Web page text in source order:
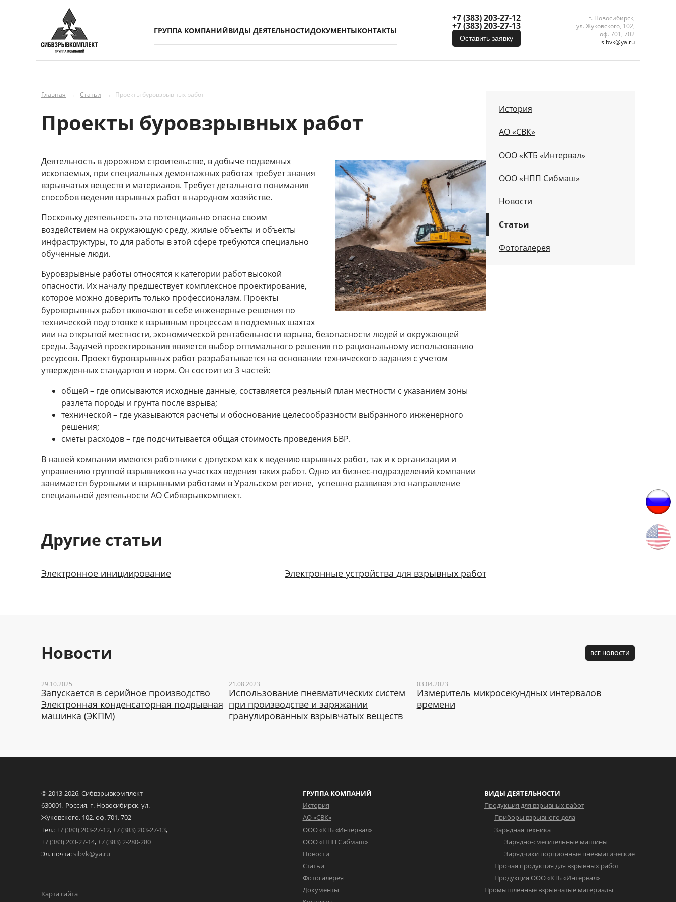
ГРУППА КОМПАНИЙВИДЫ ДЕЯТЕЛЬНОСТИДОКУМЕНТЫКОНТАКТЫ
+7 (383) 203-27-12
+7 (383) 203-27-13
Оставить заявку
г. Новосибирск,
ул. Жуковского, 102,
оф. 701, 702
sibvk@ya.ru
Главная → Статьи → Проекты буровзрывных работ
Проекты буровзрывных работ
Деятельность в дорожном строительстве, в добыче подземных
ископаемых, при специальных демонтажных работах требует знания
взрывчатых веществ и материалов. Требует детального понимания
способов ведения взрывных работ в народном хозяйстве.
Поскольку деятельность эта потенциально опасна своим
воздействием на окружающую среду, жилые объекты и объекты
инфраструктуры, то для работы в этой сфере требуются специально
обученные люди.
Буровзрывные работы относятся к категории работ высокой
опасности. Их началу предшествует комплексное проектирование,
которое можно доверить только профессионалам. Проекты
буровзрывных работ включают в себе инженерные решения по
технической подготовке к взрывным процессам в подземных шахтах
или на открытой местности, экономической рентабельности взрыва, безопасности людей и окружающей
среды. Задачей проектирования является выбор оптимального решения по рациональному использованию
ресурсов. Проект буровзрывных работ разрабатывается на основании технического задания с учетом
утвержденных стандартов и норм. Он состоит из 3 частей:
общей – где описываются исходные данные, составляется реальный план местности с указанием зоны
разлета породы и грунта после взрыва;
технической – где указываются расчеты и обоснование целесообразности выбранного инженерного
решения;
сметы расходов – где подсчитывается общая стоимость проведения БВР.
В нашей компании имеются работники с допуском как к ведению взрывных работ, так и к организации и
управлению группой взрывников на участках ведения таких работ. Одно из бизнес-подразделений компании
занимается буровыми и взрывными работами в Уральском регионе, успешно развивая это направление
специальной деятельности АО Сибвзрывкомплект.
Другие cтатьи
Электронное инициирование Электронные устройства для взрывных работ
История
АО «СВК»
ООО «КТБ «Интервал»
ООО «НПП Сибмаш»
Новости
Статьи
Фотогалерея
Новости ВСЕ НОВОСТИ
29.10.2025
Запускается в серийное производство
Электронная конденсаторная подрывная
машинка (ЭКПМ)
21.08.2023
Использование пневматических систем
при производстве и заряжании
гранулированных взрывчатых веществ
03.04.2023
Измеритель микросекундных интервалов
времени
© 2013-2026, Сибвзрывкомплект
630001, Россия, г. Новосибирск,ул.
Жуковского, 102,оф. 701, 702
Тел.:+7 (383) 203-27-12,+7 (383) 203-27-13,
+7 (383) 203-27-14,+7 (383) 2-280-280
Эл. почта:sibvk@ya.ru
Карта сайта
ГРУППА КОМПАНИЙ
История
АО «СВК»
ООО «КТБ «Интервал»
ООО «НПП Сибмаш»
Новости
Статьи
Фотогалерея
Документы
ВИДЫ ДЕЯТЕЛЬНОСТИ
Продукция для взрывных работ
Приборы взрывного дела
Зарядная техника
Зарядно-смесительные машины
Зарядчики порционные пневматические
Прочая продукция для взрывных работ
Продукция ООО «КТБ «Интервал»
Промышленные взрывчатые материалы